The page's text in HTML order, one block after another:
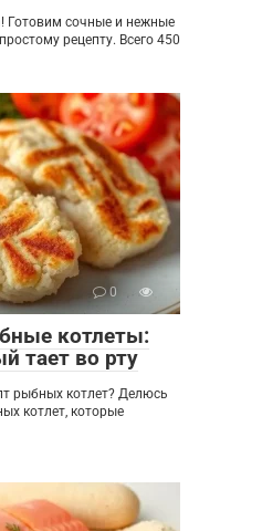
Готовим сочные и нежные
рецепту. Всего 450
0
котлеты:
тает во рту
рыбных котлет? Делюсь
котлет, которые